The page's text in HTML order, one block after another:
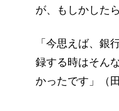
が、もしかした
「今思えば、銀
録する時はそん
かったです」（